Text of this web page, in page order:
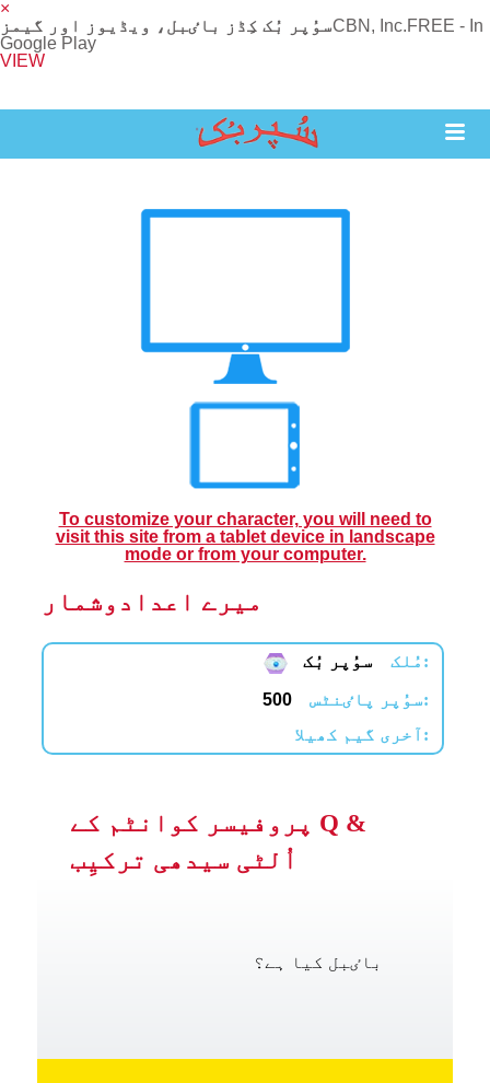
×
سوُپر بُک کِڈز باٸبل، ویڈیوز اور گیمزCBN, Inc.FREE - In
Google Play
VIEW
To customize your character, you will need to
visit this site from a tablet device in landscape
mode or from your computer.
میرے اعدادوشمار
مُلک: سوُپر بُک
سوُپر پاٸنٹس:
500
آخری گیم کھیلا:
پروفیسر کوانٹم کے Q &
اُلٹی سیدھی ترکیِب
باٸبل کیا ہے؟